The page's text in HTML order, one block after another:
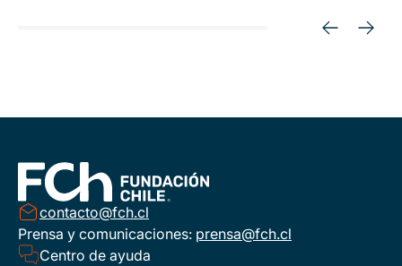
contacto@fch.cl
Prensa y comunicaciones: prensa@fch.cl
Centro de ayuda